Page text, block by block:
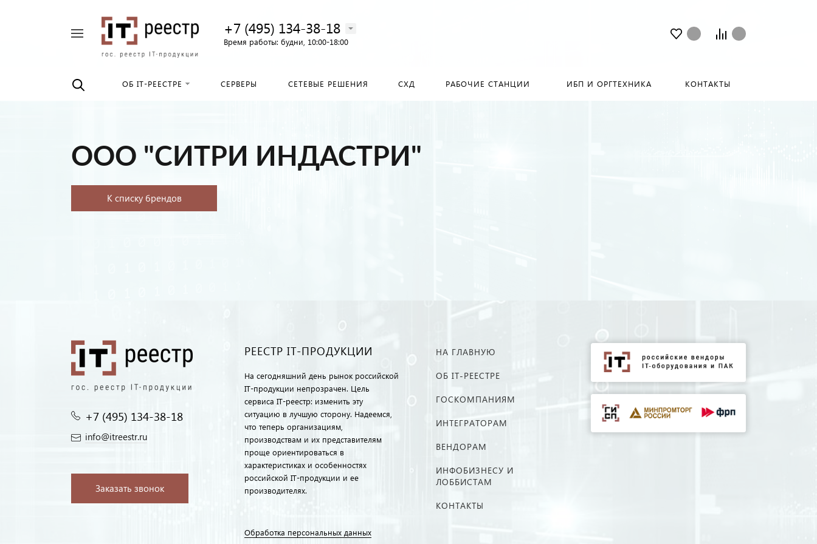
+7 (495) 134-38-18‬
Время работы: будни, 10:00-18:00
ОБ IT-РЕЕСТРЕ СЕРВЕРЫ СЕТЕВЫЕ РЕШЕНИЯ СХД РАБОЧИЕ СТАНЦИИ ИБП И ОРГТЕХНИКА КОНТАКТЫ
ООО "СИТРИ ИНДАСТРИ"
К списку брендов
+7 (495) 134-38-18‬
info@itreestr.ru
Заказать звонок
РЕЕСТР IT-ПРОДУКЦИИ
На сегодняшний день рынок российской
IT-продукции непрозрачен. Цель
сервиса IT-реестр: изменить эту
ситуацию в лучшую сторону. Надеемся,
что теперь организациям,
производствам и их представителям
проще ориентироваться в
характеристиках и особенностях
российской IT-продукции и ее
производителях.
Обработка персональных данных
НА ГЛАВНУЮ
ОБ IT-РЕЕСТРЕ
ГОСКОМПАНИЯМ
ИНТЕГРАТОРАМ
ВЕНДОРАМ
ИНФОБИЗНЕСУ И
ЛОББИСТАМ
КОНТАКТЫ